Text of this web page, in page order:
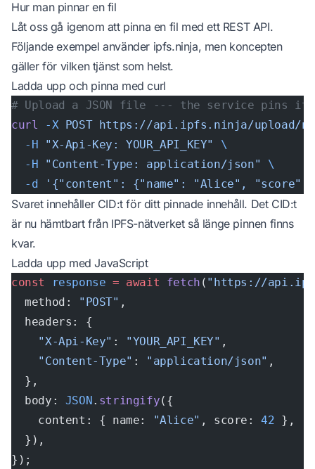
Hur man pinnar en fil
Låt oss gå igenom att pinna en fil med ett REST API.
Följande exempel använder ipfs.ninja, men koncepten
gäller för vilken tjänst som helst.
Ladda upp och pinna med curl
# Upload a JSON file --- the service pins it
curl -X POST https://api.ipfs.ninja/upload/
  -H
"X-Api-Key: YOUR_API_KEY"
\
  -H
"Content-Type: application/json"
\
  -d
'{"content": {"name": "Alice", "score":
Svaret innehåller CID:t för ditt pinnade innehåll. Det CID:t
är nu hämtbart från IPFS-nätverket så länge pinnen finns
kvar.
Ladda upp med JavaScript
const response = await fetch ( "https://
  method:
"POST" ,
  headers: {
    "X-Api-Key"
: "YOUR_API_KEY" ,
    "Content-Type"
: "application/json" ,
  },
  body:
JSON. stringify({
    content: { name:
"Alice" , score: 42 },
  }),
});